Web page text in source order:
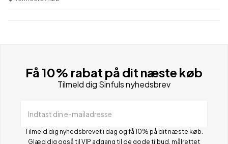
Få 10% rabat på dit næste køb
Tilmeld dig Sinfuls nyhedsbrev
Indtast din e-mailadresse
Tilmeld dig nyhedsbrevet i dag og få 10% på dit næste køb.
Glæd dig også til VIP adgang til de gode tilbud, målrettet